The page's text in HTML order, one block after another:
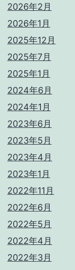
2026年2月
2026年1月
2025年12月
2025年7月
2025年1月
2024年6月
2024年1月
2023年6月
2023年5月
2023年4月
2023年1月
2022年11月
2022年6月
2022年5月
2022年4月
2022年3月